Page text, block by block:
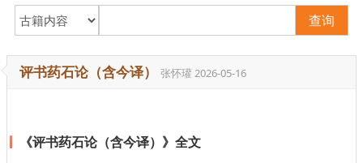
查询
评书药石论（含今译） 张怀瓘2026-05-16
《评书药石论（含今译）》全文